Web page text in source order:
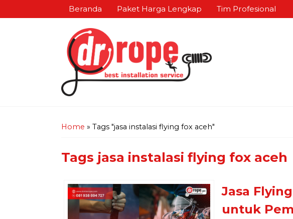
Beranda Paket Harga Lengkap Tim Profesional
Home » Tags "jasa instalasi flying fox aceh"
Tags jasa instalasi flying fox aceh
Jasa
untuk